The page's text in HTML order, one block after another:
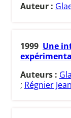
Auteur :
1999 Une
Auteurs :
; Régnier